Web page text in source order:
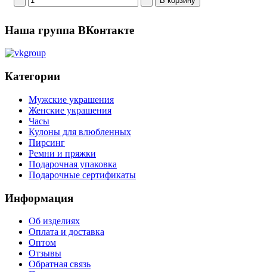
Наша группа ВКонтакте
Категории
Мужские украшения
Женские украшения
Часы
Кулоны для влюбленных
Пирсинг
Ремни и пряжки
Подарочная упаковка
Подарочные сертификаты
Информация
Об изделиях
Оплата и доставка
Оптом
Отзывы
Обратная связь